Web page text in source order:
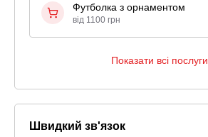
Футболка з орнаментом
від 1100 грн
Показати всі послуги
Швидкий зв'язок